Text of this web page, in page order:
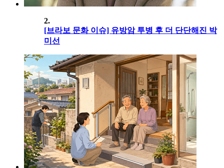
2.
[브라보 문화 이슈] 유방암 투병 후 더 단단해진 박
미선